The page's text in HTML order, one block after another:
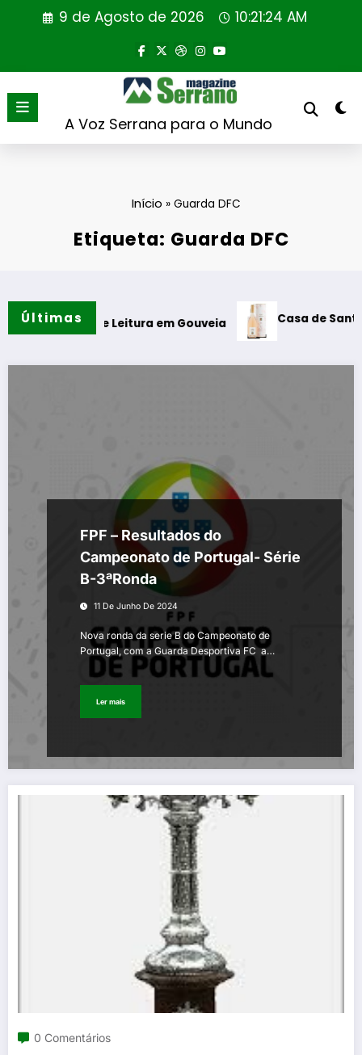
9 de Agosto de 2026 10:21:24 AM
A Voz Serrana para o Mundo
Início »Guarda DFC
Etiqueta: Guarda DFC
Últimas
Leitura em Gouveia Casa de Santar Vinhos
FPF – Resultados do
Campeonato de Portugal- Série
B-3ªRonda
11 De Junho De 2024
Nova ronda da serie B do Campeonato de
Portugal, com a Guarda Desportiva FC a…
Ler mais
0 Comentários